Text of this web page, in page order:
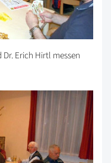
Erich Hirtl messen